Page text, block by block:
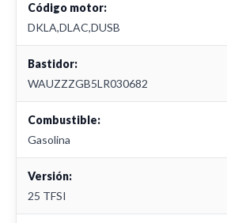
Código motor:
DKLA,DLAC,DUSB
Bastidor:
WAUZZZGB5LR030682
Combustible:
Gasolina
Versión:
25 TFSI